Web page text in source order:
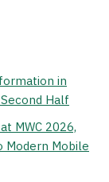
in
Half
MWC 2026,
Modern Mobile